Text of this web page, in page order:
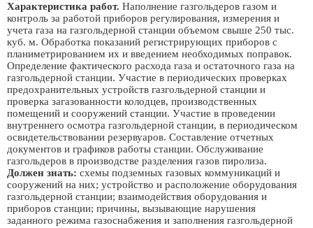
Характеристика работ. Наполнение газгольдеров газом и
контроль за работой приборов регулирования, измерения и
учета газа на газгольдерной станции объемом свыше 250 тыс.
куб. м. Обработка показаний регистрирующих приборов с
планиметрированием их и введением необходимых поправок.
Определение фактического расхода газа и остаточного газа на
газгольдерной станции. Участие в периодических проверках
предохранительных устройств газгольдерной станции и
проверка загазованности колодцев, производственных
помещений и сооружений станции. Участие в проведении
внутреннего осмотра газгольдерной станции, в периодическом
освидетельствовании резервуаров. Составление отчетных
документов и графиков работы станции. Обслуживание
газгольдеров в производстве разделения газов пиролиза.
Должен знать: схемы подземных газовых коммуникаций и
сооружений на них; устройство и расположение оборудования
газгольдерной станции; взаимодействия оборудования и
приборов станции; причины, вызывающие нарушения
заданного режима газоснабжения и заполнения газгольдерной